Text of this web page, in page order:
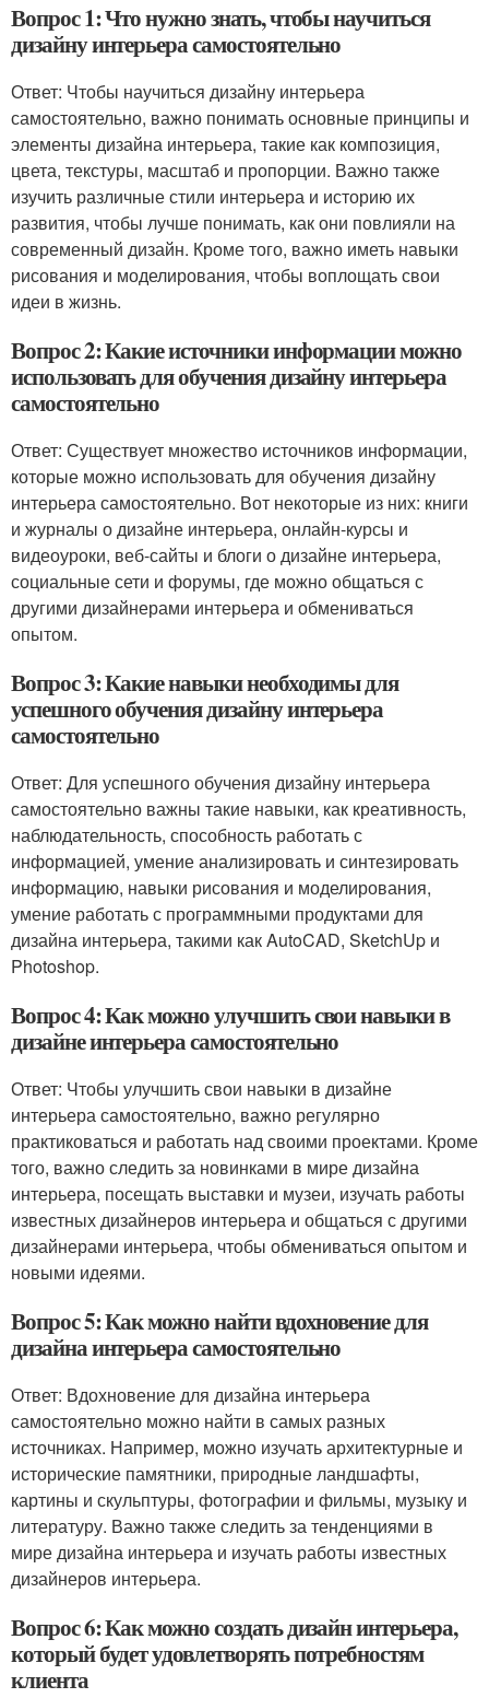
Вопрос 1: Что нужно знать, чтобы научиться
дизайну интерьера самостоятельно
Ответ: Чтобы научиться дизайну интерьера
самостоятельно, важно понимать основные принципы и
элементы дизайна интерьера, такие как композиция,
цвета, текстуры, масштаб и пропорции. Важно также
изучить различные стили интерьера и историю их
развития, чтобы лучше понимать, как они повлияли на
современный дизайн. Кроме того, важно иметь навыки
рисования и моделирования, чтобы воплощать свои
идеи в жизнь.
Вопрос 2: Какие источники информации можно
использовать для обучения дизайну интерьера
самостоятельно
Ответ: Существует множество источников информации,
которые можно использовать для обучения дизайну
интерьера самостоятельно. Вот некоторые из них: книги
и журналы о дизайне интерьера, онлайн-курсы и
видеоуроки, веб-сайты и блоги о дизайне интерьера,
социальные сети и форумы, где можно общаться с
другими дизайнерами интерьера и обмениваться
опытом.
Вопрос 3: Какие навыки необходимы для
успешного обучения дизайну интерьера
самостоятельно
Ответ: Для успешного обучения дизайну интерьера
самостоятельно важны такие навыки, как креативность,
наблюдательность, способность работать с
информацией, умение анализировать и синтезировать
информацию, навыки рисования и моделирования,
умение работать с программными продуктами для
дизайна интерьера, такими как AutoCAD, SketchUp и
Photoshop.
Вопрос 4: Как можно улучшить свои навыки в
дизайне интерьера самостоятельно
Ответ: Чтобы улучшить свои навыки в дизайне
интерьера самостоятельно, важно регулярно
практиковаться и работать над своими проектами. Кроме
того, важно следить за новинками в мире дизайна
интерьера, посещать выставки и музеи, изучать работы
известных дизайнеров интерьера и общаться с другими
дизайнерами интерьера, чтобы обмениваться опытом и
новыми идеями.
Вопрос 5: Как можно найти вдохновение для
дизайна интерьера самостоятельно
Ответ: Вдохновение для дизайна интерьера
самостоятельно можно найти в самых разных
источниках. Например, можно изучать архитектурные и
исторические памятники, природные ландшафты,
картины и скульптуры, фотографии и фильмы, музыку и
литературу. Важно также следить за тенденциями в
мире дизайна интерьера и изучать работы известных
дизайнеров интерьера.
Вопрос 6: Как можно создать дизайн интерьера,
который будет удовлетворять потребностям
клиента